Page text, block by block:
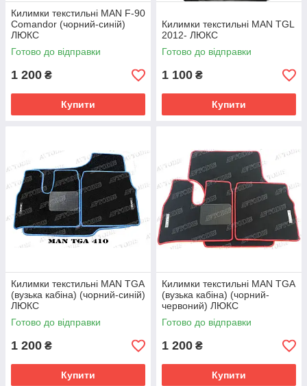
Килимки текстильні MAN F-90
Comandor (чорний-синій)
ЛЮКС
Готово до відправки
1 200 ₴
Купити
Килимки текстильні MAN TGL
2012- ЛЮКС
Готово до відправки
1 100 ₴
Купити
Килимки текстильні MAN TGA
(вузька кабіна) (чорний-синій)
ЛЮКС
Готово до відправки
1 200 ₴
Купити
Килимки текстильні MAN TGA
(вузька кабіна) (чорний-
червоний) ЛЮКС
Готово до відправки
1 200 ₴
Купити